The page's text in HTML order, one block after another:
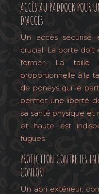
ACCÈS AU PADDOCK POUR
D’ACCÈS
Un accès
crucial. La porte doit
fermer. La taille
proportionnelle à la
de poneys qui le
permet une liberté
sa santé physique et
et haute est
fugues.
PROTECTION CONTRE LES
CONFORT
Un abri extérieur,